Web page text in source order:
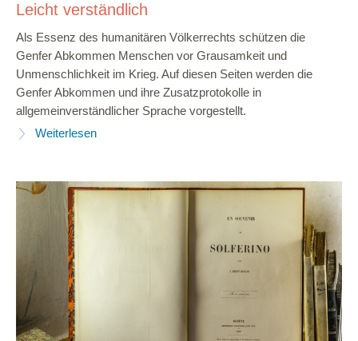
Leicht verständlich
Als Essenz des humanitären Völkerrechts schützen die
Genfer Abkommen Menschen vor Grausamkeit und
Unmenschlichkeit im Krieg. Auf diesen Seiten werden die
Genfer Abkommen und ihre Zusatzprotokolle in
allgemeinverständlicher Sprache vorgestellt.
Weiterlesen